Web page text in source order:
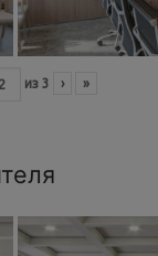
из 3 › »